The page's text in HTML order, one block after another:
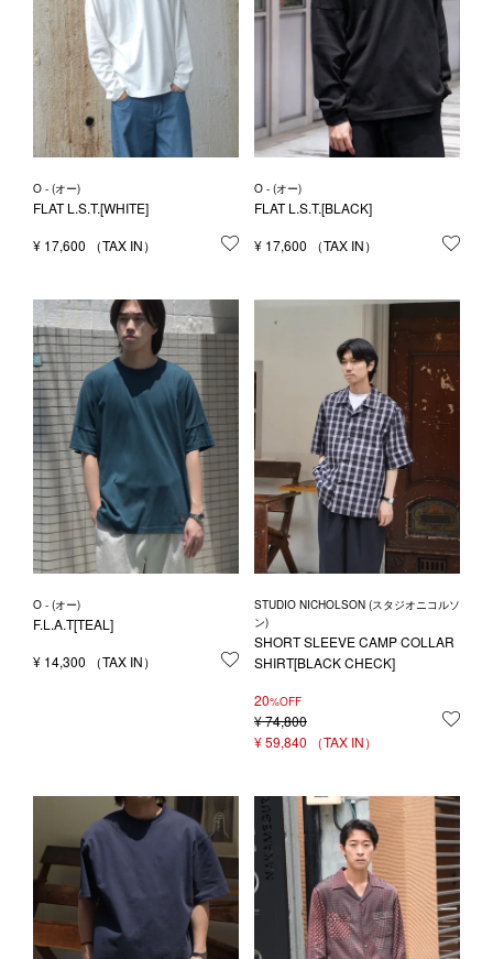
O - (オー)
FLAT L.S.T.[WHITE]
¥ 17,600 お気に入りに登録する
O - (オー)
FLAT L.S.T.[BLACK]
¥ 17,600
O - (オー)
F.L.A.T[TEAL]
¥ 14,300 お気に入りに登録する
STUDIO NICHOLSON (スタジオニコルソ
ン)
SHORT SLEEVE CAMP COLLAR
SHIRT[BLACK CHECK]
20%OFF
¥74,800
¥59,840